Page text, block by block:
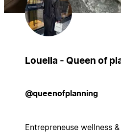
Louella - Queen of
@queenofplanning
Entrepreneuse wellness